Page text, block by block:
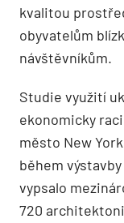
kvalitou
obyvatelům
návštěvníkům.
Studie využití
ekonomicky
město New
během
vypsalo
720